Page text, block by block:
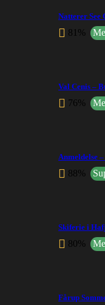
Natterer See
81%
Val Cenis –
76%
Anmeldelse –
88%
Skiferie i
80%
Fårup